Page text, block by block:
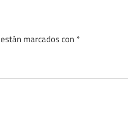
marcados con *